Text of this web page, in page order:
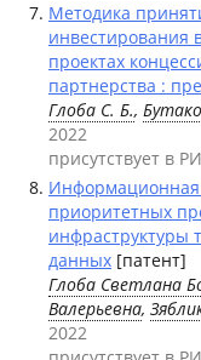
Методика
инвестирования
проектах
партнерства :
Глоба С. Б.,
2022
присутствует в
Информационная
приоритетных
инфраструктуры
данных [патент]
Глоба Светлана
Валерьевна,
2022